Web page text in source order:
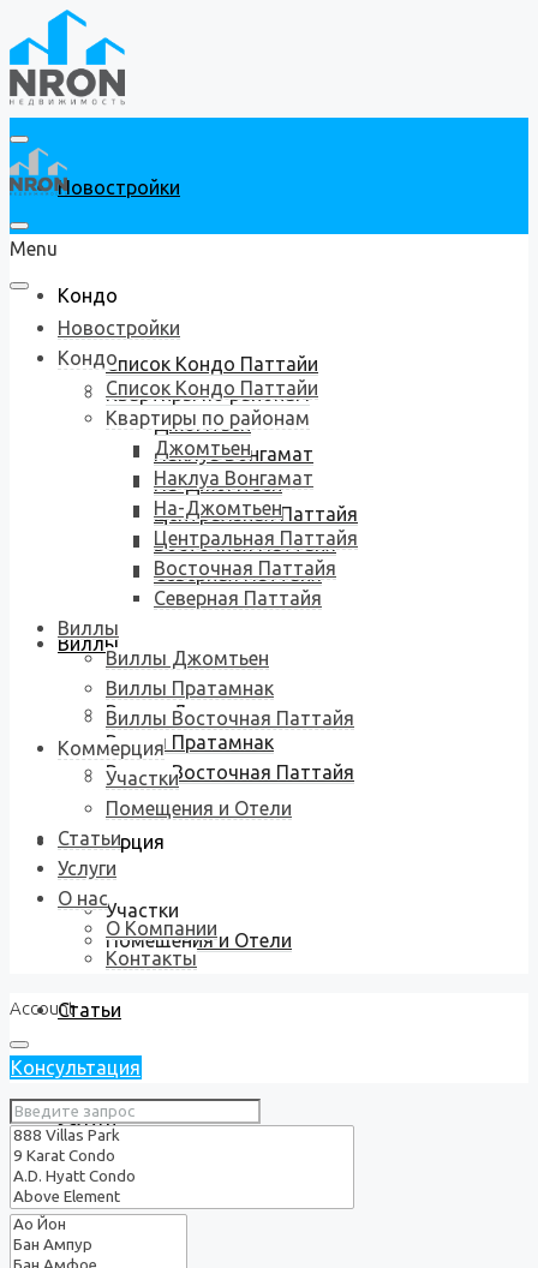
Новостройки
Кондо
Список Кондо Паттайи
Квартиры по районам
Джомтьен
Наклуа Вонгамат
На-Джомтьен
Центральная Паттайя
Восточная Паттайя
Северная Паттайя
Виллы
Виллы Джомтьен
Виллы Пратамнак
Виллы Восточная Паттайя
Коммерция
Участки
Помещения и Отели
Статьи
Услуги
О нас
Menu
Новостройки
Кондо
Список Кондо Паттайи
Квартиры по районам
Джомтьен
Наклуа Вонгамат
На-Джомтьен
Центральная Паттайя
Восточная Паттайя
Северная Паттайя
Виллы
Виллы Джомтьен
Виллы Пратамнак
Виллы Восточная Паттайя
Коммерция
Участки
Помещения и Отели
Статьи
Услуги
О нас
О Компании
Контакты
Account
Консультация